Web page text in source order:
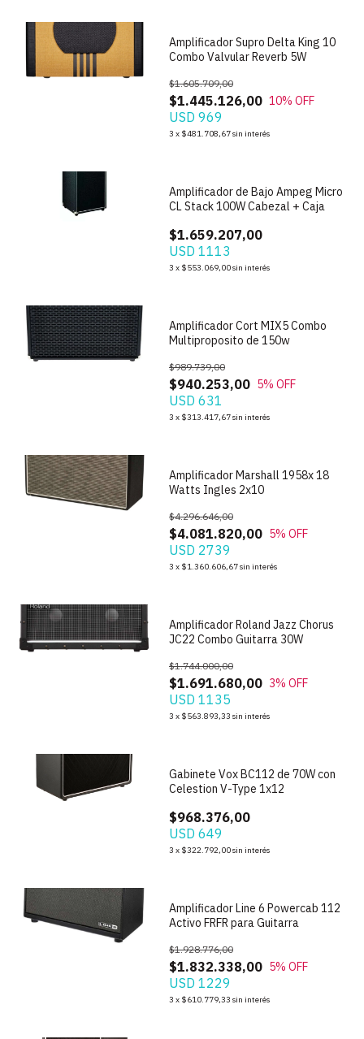
Amplificador Supro Delta King 10
Combo Valvular Reverb 5W
$1.445.126,00
$1.605.709,00
10% OFF
USD 969
3 x $481.708,67sin interés
Amplificador de Bajo Ampeg Micro
CL Stack 100W Cabezal + Caja
$1.659.207,00
USD 1113
3 x $553.069,00sin interés
Amplificador Cort MIX5 Combo
Multiproposito de 150w
$940.253,00
$989.739,00
5% OFF
USD 631
3 x $313.417,67sin interés
Amplificador Marshall 1958x 18
Watts Ingles 2x10
$4.081.820,00
$4.296.646,00
5% OFF
USD 2739
3 x $1.360.606,67sin interés
Amplificador Roland Jazz Chorus
JC22 Combo Guitarra 30W
$1.691.680,00
$1.744.000,00
3% OFF
USD 1135
3 x $563.893,33 sin interés
Gabinete Vox BC112 de 70W con
Celestion V-Type 1x12
$968.376,00
USD 649
3 x $322.792,00sin interés
Amplificador Line 6 Powercab 112
Activo FRFR para Guitarra
$1.832.338,00
$1.928.776,00
5% OFF
USD 1229
3 x $610.779,33 sin interés